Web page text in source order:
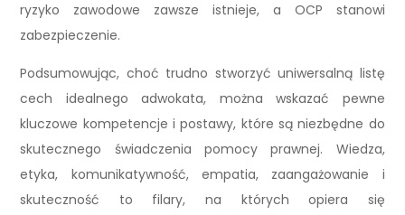
ryzyko zawodowe zawsze istnieje, a OCP stanowi
zabezpieczenie.
Podsumowując, choć trudno stworzyć uniwersalną listę
cech idealnego adwokata, można wskazać pewne
kluczowe kompetencje i postawy, które są niezbędne do
skutecznego świadczenia pomocy prawnej. Wiedza,
etyka, komunikatywność, empatia, zaangażowanie i
skuteczność to filary, na których opiera się